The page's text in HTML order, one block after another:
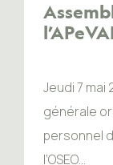
Jeudi 7 mai
générale
personnel
l’OSEO…